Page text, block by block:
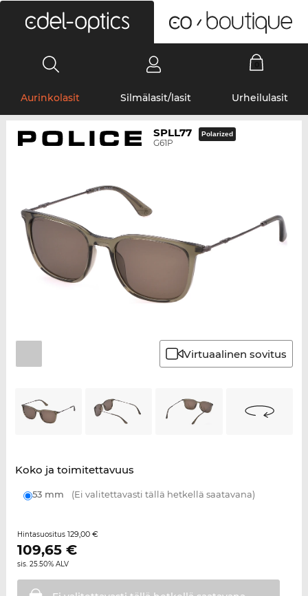
Aurinkolasit Silmälasit/lasit Urheilulasit
SPLL77
G61P
Polarized
Virtuaalinen sovitus
Koko ja toimitettavuus
53 mm (Ei valitettavasti tällä hetkellä saatavana)
Hintasuositus 129,00 €
109,65€
sis. 25.50% ALV